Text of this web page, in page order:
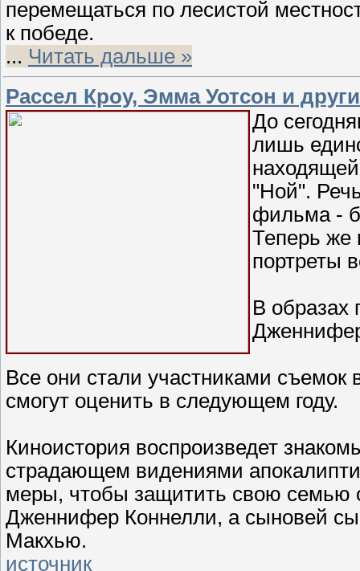
перемещаться по лесистой
к победе.
... Читать дальше »
Рассел Кроу, Эмма Уотсон и
До
лишь
"Ной".
фильма -
Теперь же
портреты
В образах
Все они стали участниками
смогут оценить в следующем году.
Киноистория воспроизведет
страдающем видениями
меры, чтобы защитить свою семью
Дженнифер Коннелли, а сыновей
Макхью.
источник